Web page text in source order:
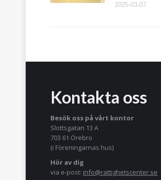
2025-03-07
Kontakta oss
Besök oss på vårt kontor
Slottsgatan 13 A
703 61 Örebro
(i Föreningarnas hus)
Hör av dig
via e-post: info@rattighetscenter.se